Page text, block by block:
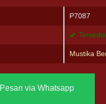
P7087
Tersedia
Mustika
Pesan via Whatsapp